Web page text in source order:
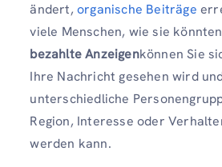
ändert, organische Beiträge
viele Menschen, wie sie
bezahlte Anzeigenkönnen Sie
Ihre Nachricht gesehen wird
unterschiedliche
Region, Interesse oder
werden kann.